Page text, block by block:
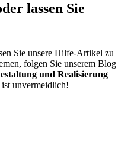
lassen Sie
Sie unsere Hilfe-Artikel zu
folgen Sie unserem Blog
und Realisierung
unvermeidlich!